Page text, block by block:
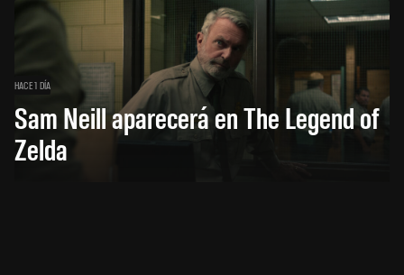
HACE 1 DÍA
Sam Neill aparecerá en The Legend of
Zelda